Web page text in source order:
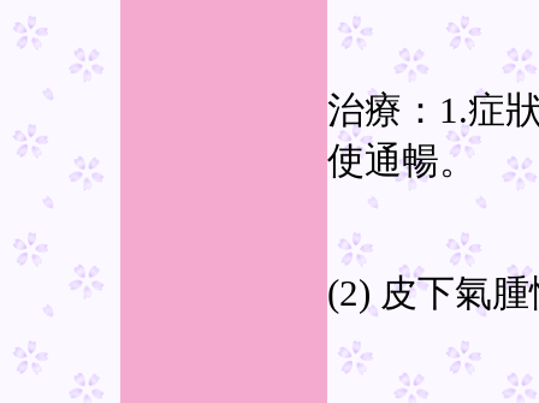
治療：1.症
使通暢。
(2) 皮下氣